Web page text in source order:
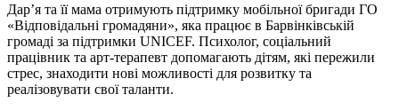
Дар’я та її мама отримують підтримку мобільної бригади ГО
«Відповідальні громадяни», яка працює в Барвінківській
громаді за підтримки UNICEF. Психолог, соціальний
працівник та арт-терапевт допомагають дітям, які пережили
стрес, знаходити нові можливості для розвитку та
реалізовувати свої таланти.